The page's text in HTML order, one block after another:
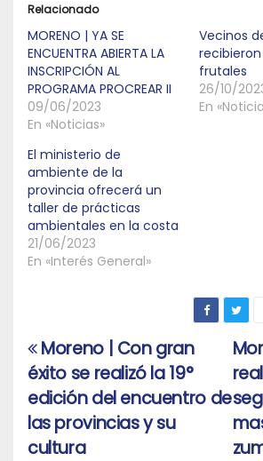
Relacionado
MORENO | YA SE
ENCUENTRA ABIERTA LA
INSCRIPCIÓN AL
PROGRAMA PROCREAR II
09/06/2023
En «Noticias»
Vecinos
frutales
26/10/
En
El ministerio de
ambiente de la
provincia ofrecerá un
taller de prácticas
ambientales en la costa
21/06/2023
En «Interés General»
Navegación
de
entradas
Moreno | Con gran
éxito se realizó la 19°
edición del encuentro de
las provincias y su
cultura